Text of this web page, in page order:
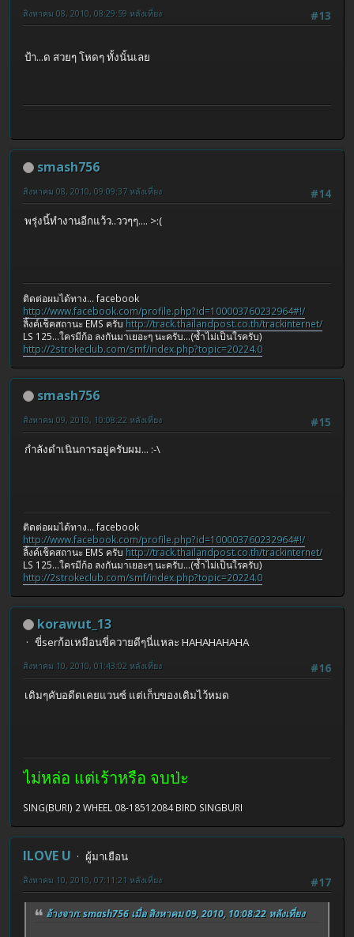
#13
สิงหาคม 08, 2010, 08:29:59 หลังเที่ยง
ป้า...ด สวยๆ โหดๆ ทั้งนั้นเลย
smash756
#14
สิงหาคม 08, 2010, 09:09:37 หลังเที่ยง
พรุ่งนี้ทำงานอีกแว้ว..ววๆๆ.... >:(
ติดต่อผมได้ทาง... facebook
http://www.facebook.com/profile.php?id=100003760232964#!/
ลิ้งค์เช็คสถานะ EMS ครับ http://track.thailandpost.co.th/trackinternet/
LS 125...ใครมีก้อ ลงกันมาเยอะๆ นะครับ...(ซ้ำไม่เป็นใรครับ)
http://2strokeclub.com/smf/index.php?topic=20224.0
smash756
#15
สิงหาคม 09, 2010, 10:08:22 หลังเที่ยง
กำลังดำเนินการอยู่ครับผม... :-\
ติดต่อผมได้ทาง... facebook
http://www.facebook.com/profile.php?id=100003760232964#!/
ลิ้งค์เช็คสถานะ EMS ครับ http://track.thailandpost.co.th/trackinternet/
LS 125...ใครมีก้อ ลงกันมาเยอะๆ นะครับ...(ซ้ำไม่เป็นใรครับ)
http://2strokeclub.com/smf/index.php?topic=20224.0
korawut_13
ขี่serก้อเหมือนขี่ควายดีๆนี่แหละ HAHAHAHAHA
#16
สิงหาคม 10, 2010, 01:43:02 หลังเที่ยง
เดิมๆคับอดีดเคยแวนซ์ แต่เก็บของเดิมไว้หมด
ไม่หล่อ แต่เร้าหรือ จบป่ะ
SING(BURI) 2 WHEEL 08-18512084 BIRD SINGBURI
ILOVE U
ผู้มาเยือน
#17
สิงหาคม 10, 2010, 07:11:21 หลังเที่ยง
อ้างจาก: smash756 เมื่อ สิงหาคม 09, 2010, 10:08:22 หลังเที่ยง